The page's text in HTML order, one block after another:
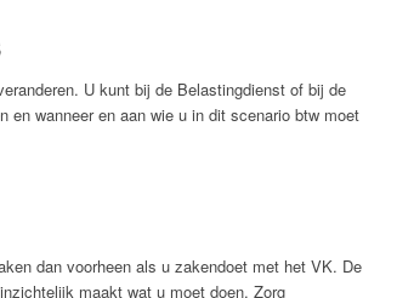
U kunt bij de Belastingdienst of bij de
en wanneer en aan wie u in dit scenario btw moet
dan voorheen als u zakendoet met het VK. De
maakt wat u moet doen. Zorg